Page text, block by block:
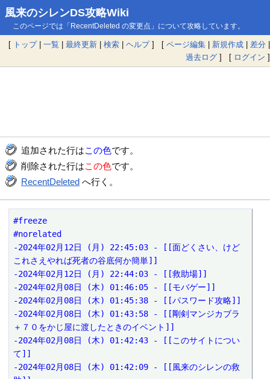
風来のシレンDS攻略Wiki
このページでは「RecentDeleted の変更点」について攻略しています。
[ トップ| 一覧 | 最終更新 | 検索 | ヘルプ] [ ページ編集 | 新規作成 | 差分 |
過去ログ ] [ ログイン ]
追加された行はこの色です。
削除された行はこの色です。
RecentDeleted へ行く。
#freeze
#norelated
-2024年02月12日 (月) 22:45:03 - [[面どくさい、けど
これさえやれば死者の谷底何か簡単]]
-2024年02月12日 (月) 22:44:03 - [[救助場]]
-2024年02月08日 (木) 01:46:05 - [[モバゲー]]
-2024年02月08日 (木) 01:45:38 - [[パスワード攻略]]
-2024年02月08日 (木) 01:43:58 - [[剛剣マンジカブラ
＋７０をかじ屋に渡したときのイベント]]
-2024年02月08日 (木) 01:42:43 - [[このサイトについ
て]]
-2024年02月08日 (木) 01:42:09 - [[風来のシレンの救